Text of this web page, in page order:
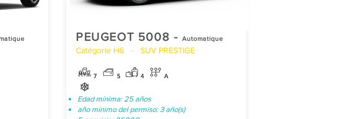
PEUGEOT 5008 - Automatique
Catégorie H6 - SUV PRESTIGE
Edad mínima: 25 años
año mínimo del permiso: 3 año(s)